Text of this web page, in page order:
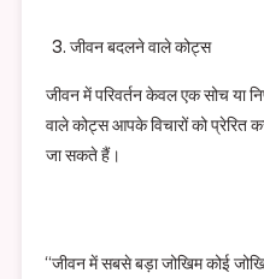
जीवन बदलने वाले कोट्स
जीवन में परिवर्तन केवल एक सोच या
वाले कोट्स आपके विचारों को
जा सकते हैं।
“जीवन में सबसे बड़ा जोखिम कोई